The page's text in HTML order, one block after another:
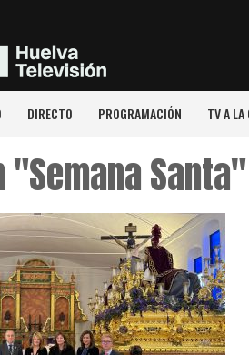
DIRECTO PROGRAMACIÓN TV A LA
Santa"